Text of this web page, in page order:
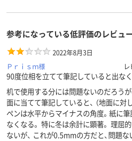
参考になっている低評価のレビュ
2022年8月3日
Ｐｒｉｓｍ様
90度位相を立てて筆記していると出な
机で使用する分には問題ないのだろう
面に当てて筆記していると、 （地面に対
ペンは水平からマイナスの角度。紙に筆
なくなる。 特に冬は余計に顕著。 理屈
ないが、 これが0.5mmの方だと、問題な